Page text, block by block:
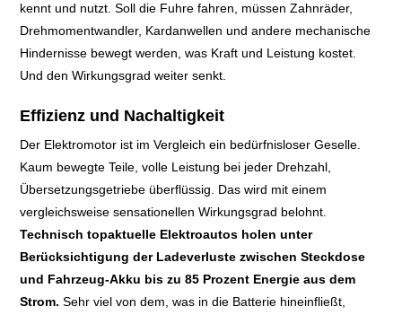
ABBIEGE-ASSISTENT
ADAPTIVER
TEMPOMAT
ADAPTIVER
TEMPOMAT MIT
FAHRASSISTENT
ANHÄNGER-
kennt und nutzt. Soll die Fuhre fahren, müssen Zahnräder,
Drehmomentwandler, Kardanwellen und andere mechanische
Hindernisse bewegt werden, was Kraft und Leistung kostet.
Und den Wirkungsgrad weiter senkt.
Effizienz und Nachaltigkeit
Der Elektromotor ist im Vergleich ein bedürfnisloser Geselle.
Kaum bewegte Teile, volle Leistung bei jeder Drehzahl,
Übersetzungsgetriebe überflüssig. Das wird mit einem
vergleichsweise sensationellen Wirkungsgrad belohnt.
Technisch topaktuelle Elektroautos holen unter
Berücksichtigung der Ladeverluste zwischen Steckdose
und Fahrzeug-Akku bis zu 85 Prozent Energie aus dem
Strom. Sehr viel von dem, was in die Batterie hineinfließt,